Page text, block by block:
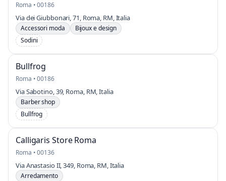
Roma • 00186
Via dei Giubbonari, 71, Roma, RM, Italia
Accessori moda
Bijoux e design
Sodini
Bullfrog
Roma • 00186
Via Sabotino, 39, Roma, RM, Italia
Barber shop
Bullfrog
Calligaris Store Roma
Roma • 00136
Via Anastasio II, 349, Roma, RM, Italia
Arredamento